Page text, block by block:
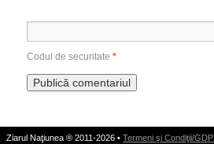
Codul de securitate *
Ziarul Naţiunea ® 2011-2026 • Termeni şi Condiţii/